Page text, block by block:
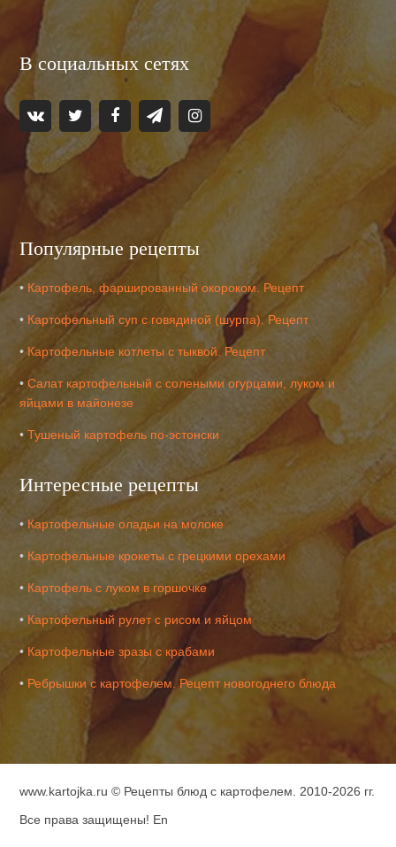
В социальных сетях
Популярные рецепты
• Картофель, фаршированный окороком. Рецепт
• Картофельный суп с говядиной (шурпа). Рецепт
• Картофельные котлеты с тыквой. Рецепт
•Салат картофельный с солеными огурцами, луком и
яйцами в майонезе
•Тушеный картофель по-эстонски
Интересные рецепты
• Картофельные оладьи на молоке
• Картофельные крокеты с грецкими орехами
• Картофель с луком в горшочке
• Картофельный рулет с рисом и яйцом
• Картофельные зразы с крабами
• Ребрышки с картофелем. Рецепт новогоднего блюда
www.kartojka.ru © Рецепты блюд с картофелем . 2010-2026 гг.
Все права защищены! En